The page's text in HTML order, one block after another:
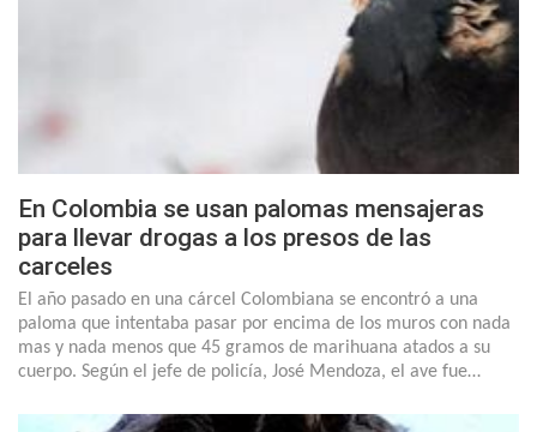
En Colombia se usan palomas mensajeras
para llevar drogas a los presos de las
carceles
El año pasado en una cárcel Colombiana se encontró a una
paloma que intentaba pasar por encima de los muros con nada
mas y nada menos que 45 gramos de marihuana atados a su
cuerpo. Según el jefe de policía, José Mendoza, el ave fue…